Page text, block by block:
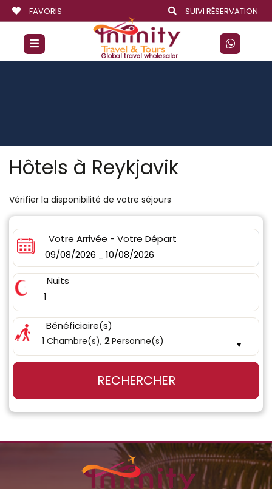
FAVORIS SUIVI RÉSERVATION
Global travel wholesaler
Hôtels à Reykjavik
Vérifier la disponibilité de votre séjours
Votre Arrivée - Votre Départ
09/08/2026 - 10/08/2026
Nuits
1
Bénéficiaire(s)
1 Chambre(s), 2Personne(s)
RECHERCHER